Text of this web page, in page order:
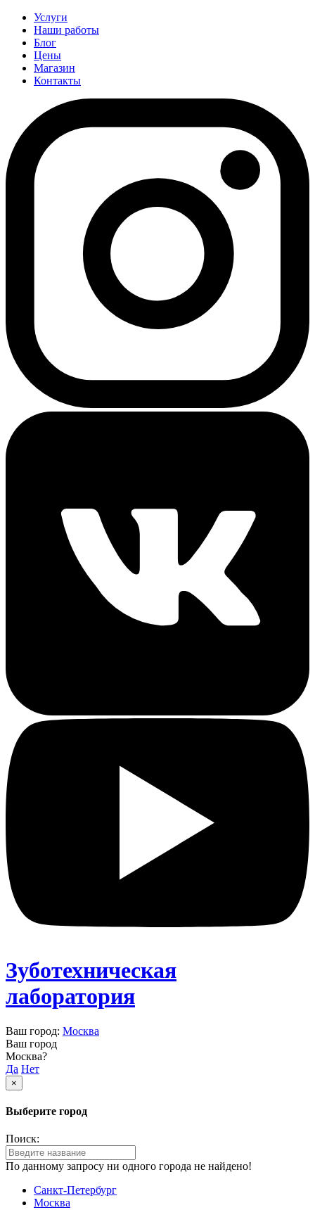
Услуги
Наши работы
Блог
Цены
Магазин
Контакты
Зуботехническая
лаборатория
Ваш город: Москва
Ваш город
Москва?
Да Нет
×
Выберите город
Поиск:
По данному запросу ни одного города не найдено!
Санкт-Петербург
Москва